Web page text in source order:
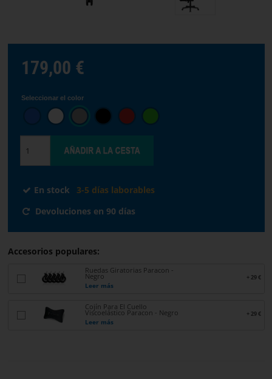
CONDICIONES
PARACON
179,00 €
Seleccionar el color
En stock
3-5 días laborables
Devoluciones en 90 días
Accesorios populares:
Ruedas Giratorias Paracon -
Negro
Leer más
+ 29 €
Cojín Para El Cuello
Viscoelástico Paracon - Negro
Leer más
+ 29 €